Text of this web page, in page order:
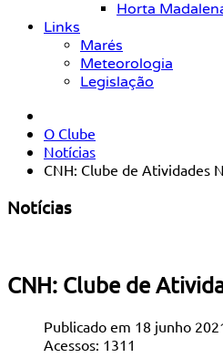
Horta
Links
Marés
Meteorologia
Legislação
O Clube
Notícias
CNH: Clube de Atividades
Notícias
CNH: Clube de
Publicado em 18 junho
Acessos: 1311